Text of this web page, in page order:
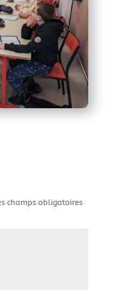
champs obligatoires